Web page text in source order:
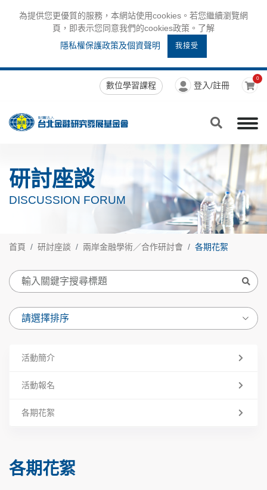
為提供您更優質的服務，本網站使用cookies。若您繼續瀏覽網
頁，即表示您同意我們的cookies政策。了解
隱私權保護政策及個資聲明
我接受
數位學習課程 登入/註冊
0
研討座談
DISCUSSION FORUM
首頁 研討座談 兩岸金融學術／合作研討會 各期花絮
活動簡介
活動報名
各期花絮
各期花絮